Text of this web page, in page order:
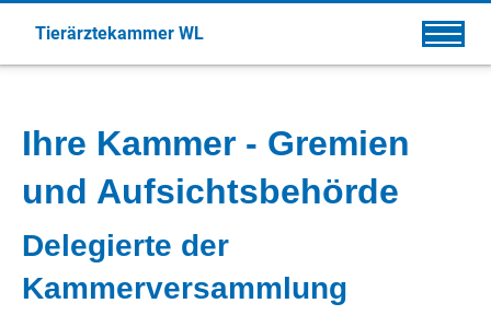
Tierärztekammer WL
Ihre Kammer - Gremien
und Aufsichtsbehörde
Delegierte der
Kammerversammlung